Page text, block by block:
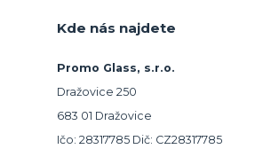
Kde nás najdete
Promo Glass, s.r.o.
Dražovice 250
683 01 Dražovice
Ičo: 28317785 Dič: CZ28317785